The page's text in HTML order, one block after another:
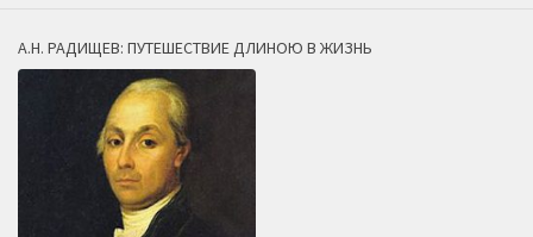
А.Н. РАДИЩЕВ: ПУТЕШЕСТВИЕ ДЛИНОЮ В ЖИЗНЬ